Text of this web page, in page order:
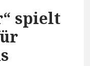
spielt